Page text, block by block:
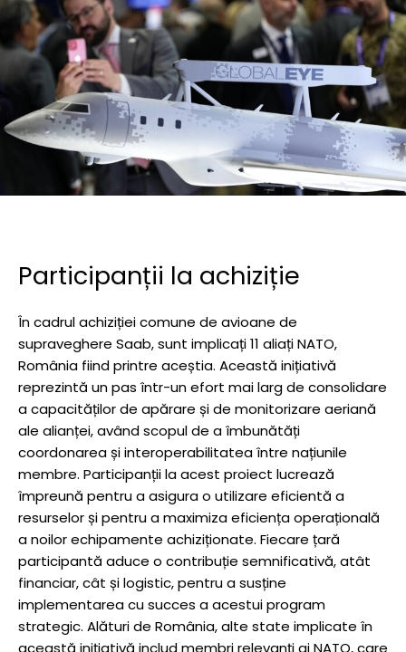
Participanții la achiziție
În cadrul achiziției comune de avioane de
supraveghere Saab, sunt implicați 11 aliați NATO,
România fiind printre aceștia. Această inițiativă
reprezintă un pas într-un efort mai larg de consolidare
a capacităților de apărare și de monitorizare aeriană
ale alianței, având scopul de a îmbunătăți
coordonarea și interoperabilitatea între națiunile
membre. Participanții la acest proiect lucrează
împreună pentru a asigura o utilizare eficientă a
resurselor și pentru a maximiza eficiența operațională
a noilor echipamente achiziționate. Fiecare țară
participantă aduce o contribuție semnificativă, atât
financiar, cât și logistic, pentru a susține
implementarea cu succes a acestui program
strategic. Alături de România, alte state implicate în
această inițiativă includ membri relevanți ai NATO, care